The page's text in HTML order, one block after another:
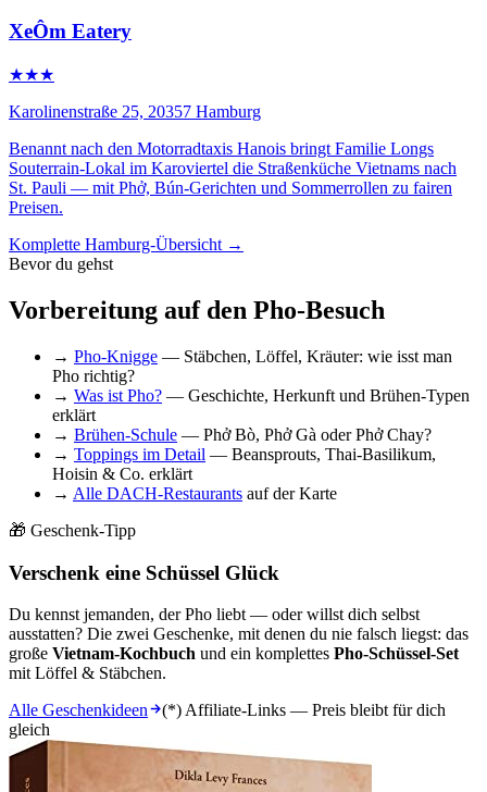
XeÔm Eatery
★★★
Karolinenstraße 25, 20357 Hamburg
Benannt nach den Motorradtaxis Hanois bringt Familie Longs
Souterrain-Lokal im Karoviertel die Straßenküche Vietnams nach
St. Pauli — mit Phở, Bún-Gerichten und Sommerrollen zu fairen
Preisen.
Komplette Hamburg-Übersicht →
Bevor du gehst
Vorbereitung auf den Pho-Besuch
→ Pho-Knigge — Stäbchen, Löffel, Kräuter: wie isst man
Pho richtig?
→ Was ist Pho? — Geschichte, Herkunft und Brühen-Typen
erklärt
→ Brühen-Schule — Phở Bò, Phở Gà oder Phở Chay?
→ Toppings im Detail — Beansprouts, Thai-Basilikum,
Hoisin & Co. erklärt
→ Alle DACH-Restaurants auf der Karte
🎁 Geschenk-Tipp
Verschenk eine Schüssel Glück
Du kennst jemanden, der Pho liebt — oder willst dich selbst
ausstatten? Die zwei Geschenke, mit denen du nie falsch liegst: das
große Vietnam-Kochbuch und ein komplettes Pho-Schüssel-Set
mit Löffel & Stäbchen.
Alle Geschenkideen
(*) Affiliate-Links — Preis bleibt für dich
gleich